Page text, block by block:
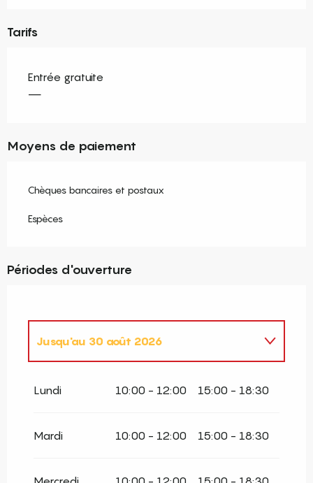
Tarifs
Entrée gratuite
—
Moyens de paiement
Chèques bancaires et postaux
Espèces
Périodes d'ouverture
Jusqu'au 30 août 2026
Lundi 10:00 - 12:00 15:00 - 18:30
Mardi 10:00 - 12:00 15:00 - 18:30